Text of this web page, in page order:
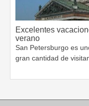
Excelentes
verano
San Petersburgo es
gran cantidad de